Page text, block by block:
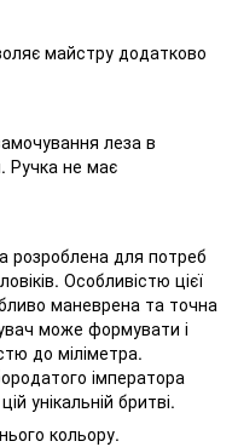
майстру додатково
леза в
Ручка не має
розроблена для потреб
Особливістю цієї
маневрена та точна
може формувати і
до міліметра.
імператора
унікальній бритві.
кольору.